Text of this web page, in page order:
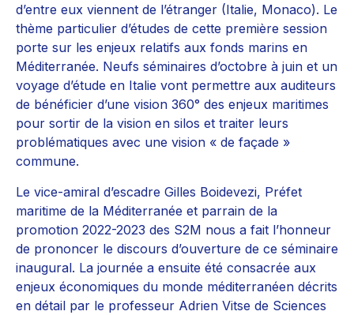
d’entre eux viennent de l’étranger (Italie, Monaco). Le
thème particulier d’études de cette première session
porte sur les enjeux relatifs aux fonds marins en
Méditerranée. Neufs séminaires d’octobre à juin et un
voyage d’étude en Italie vont permettre aux auditeurs
de bénéficier d’une vision 360° des enjeux maritimes
pour sortir de la vision en silos et traiter leurs
problématiques avec une vision « de façade »
commune.
Le vice-amiral d’escadre Gilles Boidevezi, Préfet
maritime de la Méditerranée et parrain de la
promotion 2022-2023 des S2M nous a fait l’honneur
de prononcer le discours d’ouverture de ce séminaire
inaugural. La journée a ensuite été consacrée aux
enjeux économiques du monde méditerranéen décrits
en détail par le professeur Adrien Vitse de Sciences